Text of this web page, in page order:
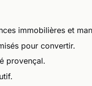
immobilières et
pour convertir.
provençal.